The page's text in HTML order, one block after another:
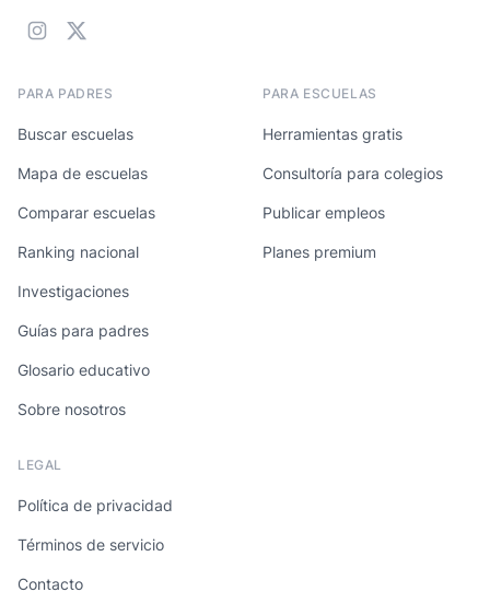
PARA PADRES
Buscar escuelas
Mapa de escuelas
Comparar escuelas
Ranking nacional
Investigaciones
Guías para padres
Glosario educativo
Sobre nosotros
PARA ESCUELAS
Herramientas gratis
Consultoría para colegios
Publicar empleos
Planes premium
LEGAL
Política de privacidad
Términos de servicio
Contacto